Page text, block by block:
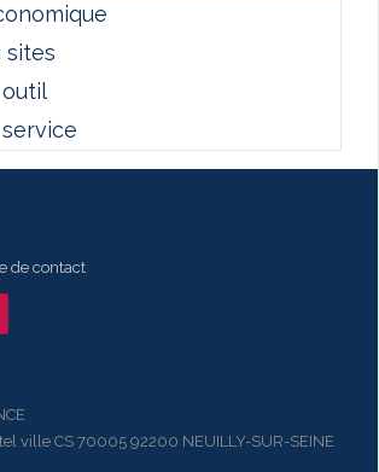
sites
outil
service
de contact
CS 70005 92200 NEUILLY-SUR-SEINE